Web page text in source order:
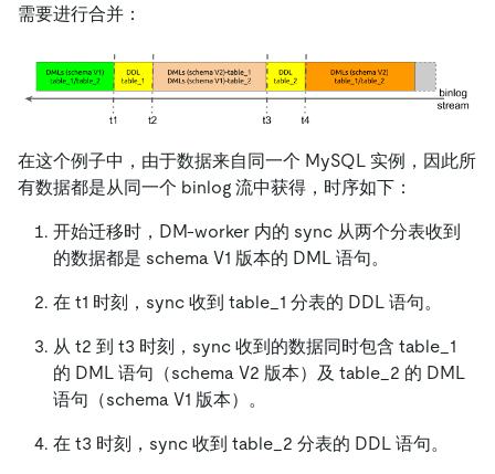
需要进行合并：
在这个例子中，由于数据来自同一个 MySQL 实例，因此所
有数据都是从同一个 binlog 流中获得，时序如下：
开始迁移时，DM-worker 内的 sync 从两个分表收到
的数据都是 schema V1 版本的 DML 语句。
在 t1 时刻，sync 收到 table_1 分表的 DDL 语句。
从 t2 到 t3 时刻，sync 收到的数据同时包含 table_1
的 DML 语句（schema V2 版本）及 table_2 的 DML
语句（schema V1 版本）。
在 t3 时刻，sync 收到 table_2 分表的 DDL 语句。